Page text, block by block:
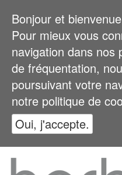
Bonjour et
Pour mieux vous
navigation dans nos
de fréquentation,
poursuivant votre
notre politique de
Oui, j'accepte.